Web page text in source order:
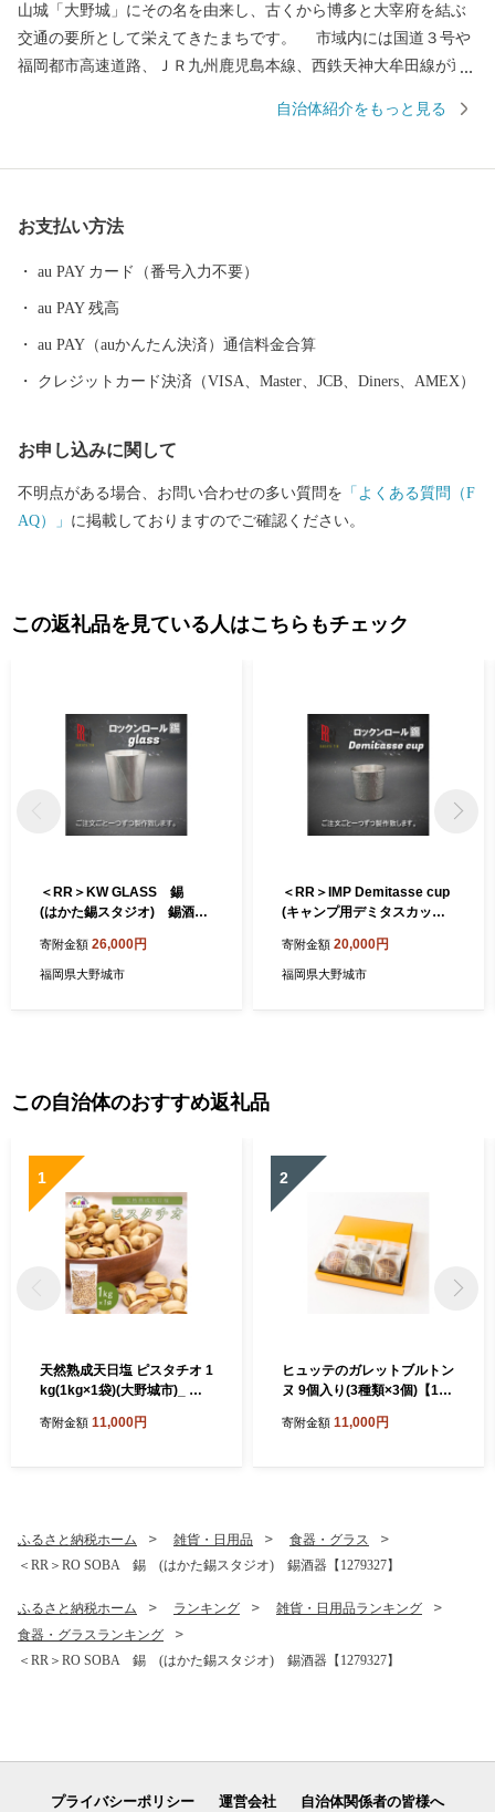
山城「大野城」にその名を由来し、古くから博多と大宰府を結ぶ
交通の要所として栄えてきたまちです。 市域内には国道３号や
福岡都市高速道路、ＪＲ九州鹿児島本線、西鉄天神大牟田線が通
れているとともに、東北部の四王寺山や乙金山、南部の牛頸山な
だき、ご協力ご支援いただきますようお願い申し上げます。
自治体紹介をもっと見る
お支払い方法
au PAY カード（番号入力不要）
au PAY 残高
au PAY（auかんたん決済）通信料金合算
クレジットカード決済（VISA、Master、JCB、Diners、AMEX）
お申し込みに関して
不明点がある場合、お問い合わせの多い質問を 「よくある質問（F
AQ）」 に掲載しておりますのでご確認ください。
この返礼品を見ている人はこちらもチェック
＜RR＞KW GLASS 錫
(はかた錫スタジオ) 錫酒器
寄附金額 26,000円
福岡県大野城市
＜RR＞IMP Demitasse cup
(キャンプ用デミタスカップ)
器【1279325】
寄附金額 20,000円
福岡県大野城市
この自治体のおすすめ返礼品
1
天然熟成天日塩 ピスタチオ 1
kg(1kg×1袋)(大野城市)_ ピ
然 熟成 天日塩 おやつ スナッ
寄附金額 11,000円
2
ヒュッテのガレットブルトン
ヌ 9個入り(3種類×3個)【176
寄附金額 11,000円
ふるさと納税ホーム 雑貨・日用品
食器・グラス
＜RR＞RO SOBA 錫 (はかた錫スタジオ) 錫酒器【1279327】
ふるさと納税ホーム ランキング
雑貨・日用品ランキング
食器・グラスランキング
＜RR＞RO SOBA 錫 (はかた錫スタジオ) 錫酒器【1279327】
プライバシーポリシー 運営会社 自治体関係者の皆様へ